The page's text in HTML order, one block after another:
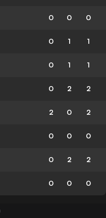
0 0 0
0 1 1
0 1 1
0 2 2
2 0 2
0 0 0
0 2 2
0 0 0